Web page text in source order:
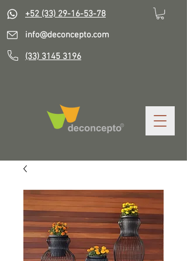
+52 (33) 29-16-53-78
info@deconcepto.com
(33) 3145 3196